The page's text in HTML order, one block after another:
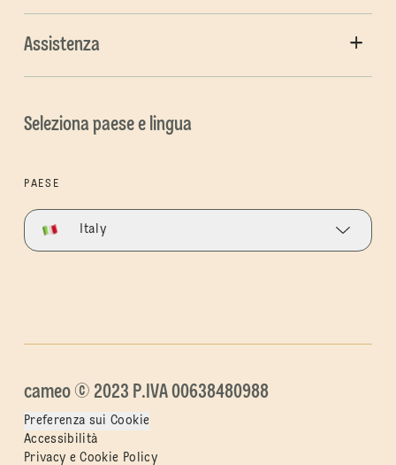
Assistenza
Seleziona paese e lingua
PAESE
Italy
cameo © 2023 P.IVA 00638480988
Preferenza sui Cookie
Accessibilità
Privacy e Cookie Policy